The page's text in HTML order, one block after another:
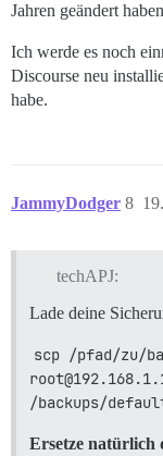
Jahren geändert
Ich werde es noch
Discourse neu
habe.
JammyDodger 8
techAPJ:
Lade deine
scp /pfad/zu/
/backups/
Ersetze natürlich